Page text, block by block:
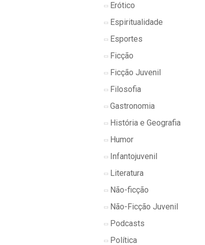
Erótico
Espiritualidade
Esportes
Ficção
Ficção Juvenil
Filosofia
Gastronomia
História e Geografia
Humor
Infantojuvenil
Literatura
Não-ficção
Não-Ficção Juvenil
Podcasts
Política